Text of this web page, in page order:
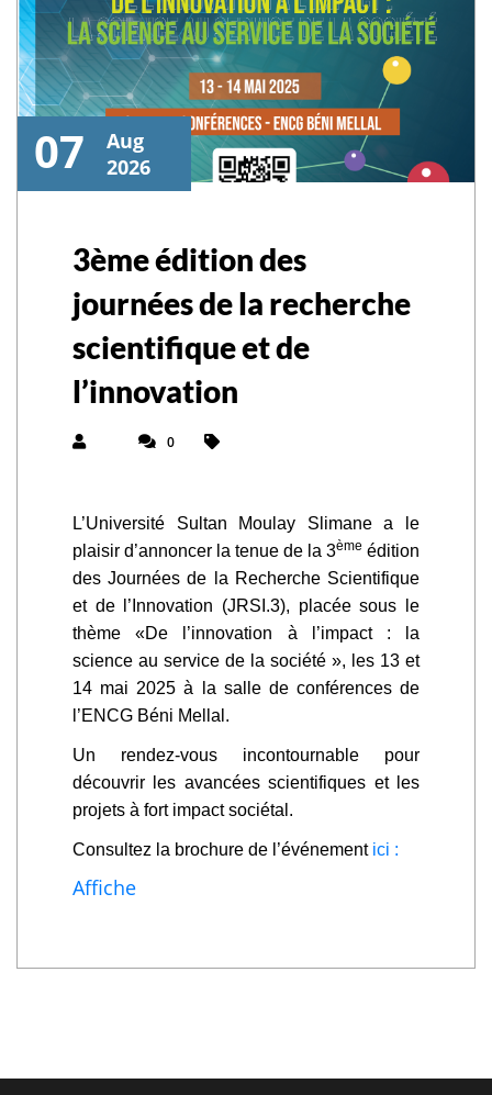
07
Aug
2026
3ème édition des
journées de la recherche
scientifique et de
l’innovation
0
L’Université Sultan Moulay Slimane a le
plaisir d’annoncer la tenue de la 3ème édition
des Journées de la Recherche Scientifique
et de l’Innovation (JRSI.3), placée sous le
thème «De l’innovation à l’impact : la
science au service de la société », les 13 et
14 mai 2025 à la salle de conférences de
l’ENCG Béni Mellal.
Un rendez-vous incontournable pour
découvrir les avancées scientifiques et les
projets à fort impact sociétal.
Consultez la brochure de l’événementici :
Affiche